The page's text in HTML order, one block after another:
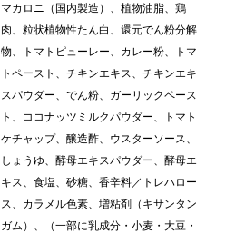
マカロニ（国内製造）、植物油脂、鶏
肉、粒状植物性たん白、還元でん粉分解
物、トマトピューレー、カレー粉、トマ
トペースト、チキンエキス、チキンエキ
スパウダー、でん粉、ガーリックペース
ト、ココナッツミルクパウダー、トマト
ケチャップ、醸造酢、ウスターソース、
しょうゆ、酵母エキスパウダー、酵母エ
キス、食塩、砂糖、香辛料／トレハロー
ス、カラメル色素、増粘剤（キサンタン
ガム）、（一部に乳成分・小麦・大豆・